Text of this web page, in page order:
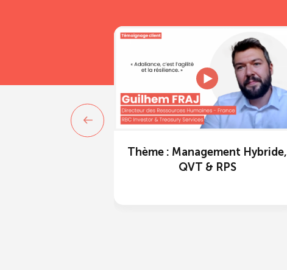
Thème : Management Hybride,
QVT & RPS